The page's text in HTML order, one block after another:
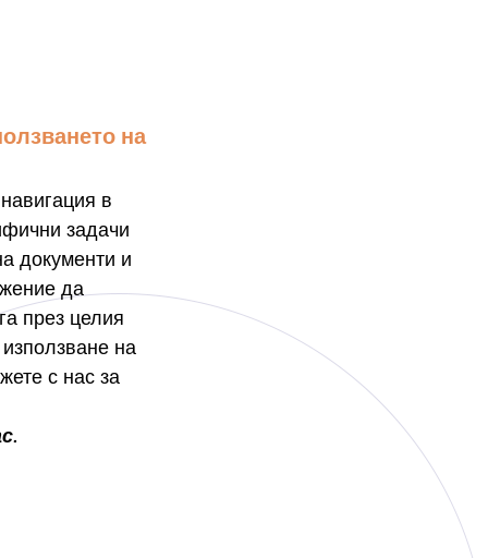
на
в
задачи
документи и
да
през целия
на
с нас за